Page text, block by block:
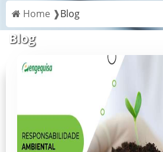
Home ❱Blog
Blog